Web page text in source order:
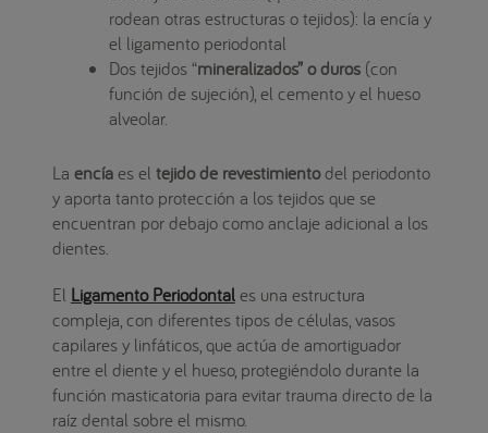
rodean otras estructuras o tejidos): la encía y
el ligamento periodontal
Dos tejidos “mineralizados” o duros (con
función de sujeción), el cemento y el hueso
alveolar.
La encíaes el tejido de revestimientodel periodonto
y aporta tanto protección a los tejidos que se
encuentran por debajo como anclaje adicional a los
dientes.
El Ligamento Periodontales una estructura
compleja, con diferentes tipos de células, vasos
capilares y linfáticos, que actúa de amortiguador
entre el diente y el hueso, protegiéndolo durante la
función masticatoria para evitar trauma directo de la
raíz dental sobre el mismo.